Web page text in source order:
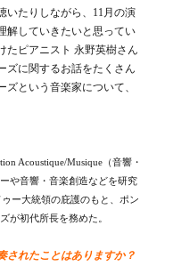
いたりしながら、11月の演
解していきたいと思ってい
たピアニスト 永野英樹さん
ズに関するお話をたくさん
という音楽家について、
Acoustique/Musique（音響・
や音響・音楽創造などを研究
ー大統領の庇護のもと、ポン
が初代所長を務めた。
れたことはありますか？